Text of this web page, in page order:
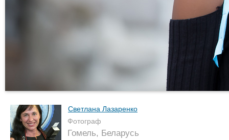
Светлана Лазаренко
Фотограф
Гомель, Беларусь